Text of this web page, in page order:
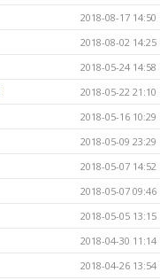
2018-08-17 14:50
2018-08-02 14:25
2018-05-24 14:58
2018-05-22 21:10
2018-05-16 10:29
2018-05-09 23:29
2018-05-07 14:52
2018-05-07 09:46
2018-05-05 13:15
2018-04-30 11:14
2018-04-26 13:54